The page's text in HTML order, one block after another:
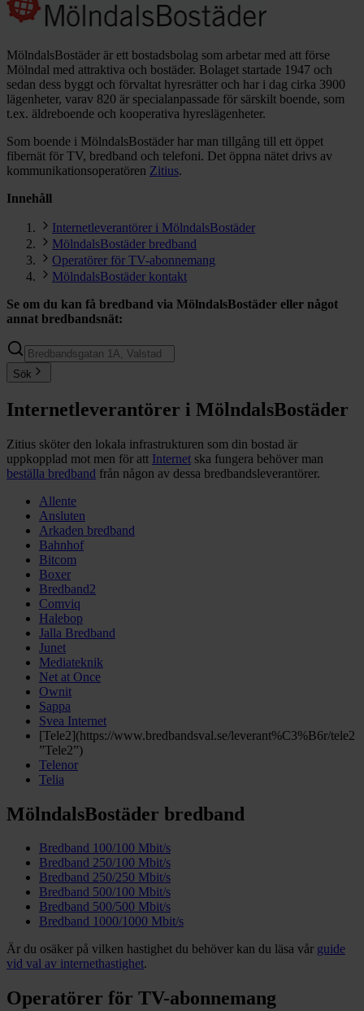
MölndalsBostäder är ett bostadsbolag som arbetar med att förse
Mölndal med attraktiva och bostäder. Bolaget startade 1947 och
sedan dess byggt och förvaltat hyresrätter och har i dag cirka 3900
lägenheter, varav 820 är specialanpassade för särskilt boende, som
t.ex. äldreboende och kooperativa hyreslägenheter.
Som boende i MölndalsBostäder har man tillgång till ett öppet
fibernät för TV, bredband och telefoni. Det öppna nätet drivs av
kommunikationsoperatören Zitius.
Innehåll
Internetleverantörer i MölndalsBostäder
MölndalsBostäder bredband
Operatörer för TV-abonnemang
MölndalsBostäder kontakt
Se om du kan få bredband via MölndalsBostäder eller något
annat bredbandsnät:
Sök
Internetleverantörer i MölndalsBostäder
Zitius sköter den lokala infrastrukturen som din bostad är
uppkopplad mot men för att Internet ska fungera behöver man
beställa bredband från någon av dessa bredbandsleverantörer.
Allente
Ansluten
Arkaden bredband
Bahnhof
Bitcom
Boxer
Bredband2
Comviq
Halebop
Jalla Bredband
Junet
Mediateknik
Net at Once
Ownit
Sappa
Svea Internet
[Tele2](https://www.bredbandsval.se/leverant%C3%B6r/tele2
”Tele2”)
Telenor
Telia
MölndalsBostäder bredband
Bredband 100/100 Mbit/s
Bredband 250/100 Mbit/s
Bredband 250/250 Mbit/s
Bredband 500/100 Mbit/s
Bredband 500/500 Mbit/s
Bredband 1000/1000 Mbit/s
Är du osäker på vilken hastighet du behöver kan du läsa vår guide
vid val av internethastighet.
Operatörer för TV-abonnemang